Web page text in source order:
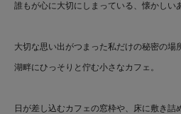
誰もが心に大切にしまっている、懐かしい
大切な思い出がつまった私だけの秘密の場
湖畔にひっそりと佇む小さなカフェ。
日が差し込むカフェの窓枠や、床に敷き